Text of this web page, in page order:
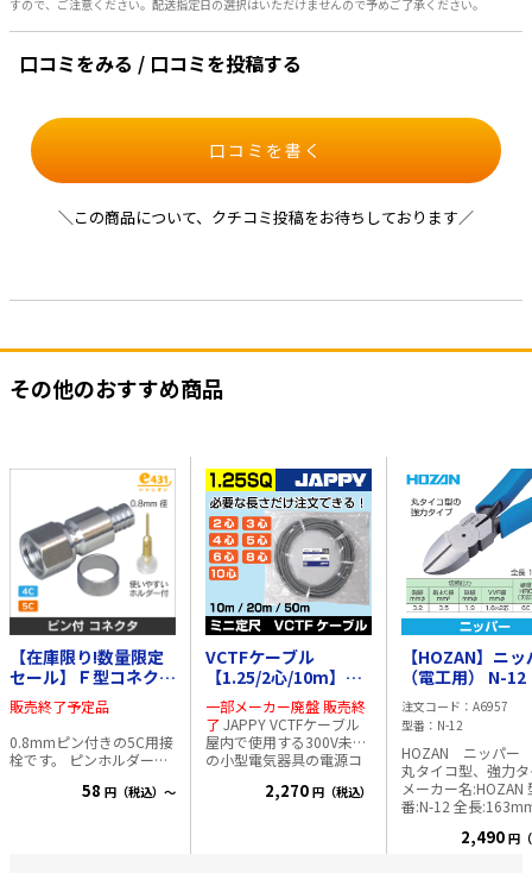
すので、ご注意ください。配送指定日の選択はいただけませんので予めご了承ください。
口コミをみる / 口コミを投稿する
口コミを書く
＼この商品について、クチコミ投稿をお待ちしております／
その他のおすすめ商品
【在庫限り!数量限定
セール】Ｆ型コネクタ
【4Ｃ用】 ■0.8mm
P付■
販売終了予定品
0.8mmピン付きの5C用接
栓です。 ピンホルダーが
り、また周波数特性や反
58 円（税込）～
VCTFケーブル
【1.25/2心/10m】
JAPPY ビニル絶縁
ビニルシース
一部メーカー廃盤 販売終
了JAPPY VCTFケーブル
屋内で使用する300V未満
の小型電気器具の電源コ
2,270 円（税込）
【HOZAN】ニ
（電工用） N-12
注文コード
A6957
型番
N-12
HOZAN ニッパー
丸タイコ型、強力
メーカー名:HOZAN
番:N-12 全長:163mm
より線 3.5mm²
2,490 円